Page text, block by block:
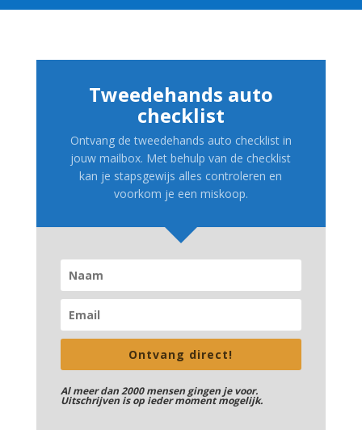
Tweedehands auto
checklist
Ontvang de tweedehands auto checklist in
jouw mailbox. Met behulp van de checklist
kan je stapsgewijs alles controleren en
voorkom je een miskoop.
Ontvang direct!
Al meer dan 2000 mensen gingen je voor.
Uitschrijven is op ieder moment mogelijk.